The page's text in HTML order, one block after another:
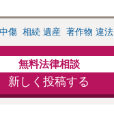
傷 相続 遺産 著作物 違法
無料法律相談
新しく投稿する